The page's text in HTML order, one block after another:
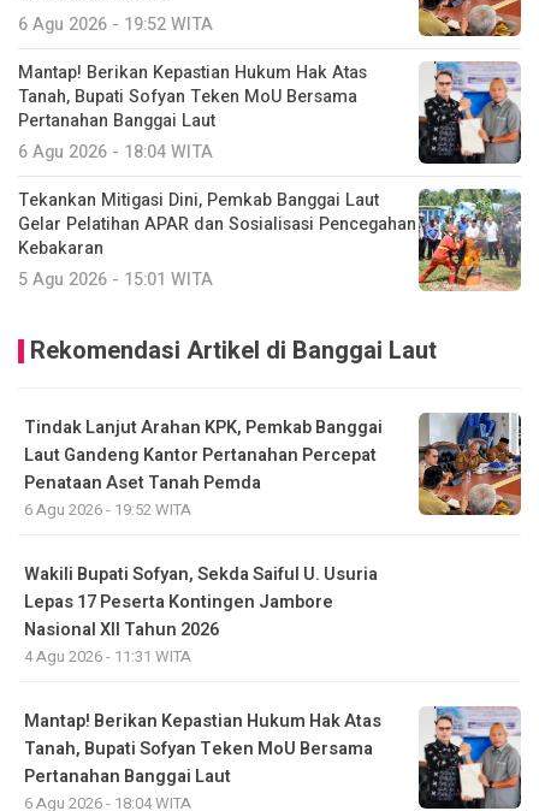
6 Agu 2026 - 19:52 WITA
Mantap! Berikan Kepastian Hukum Hak Atas
Tanah, Bupati Sofyan Teken MoU Bersama
Pertanahan Banggai Laut
6 Agu 2026 - 18:04 WITA
Tekankan Mitigasi Dini, Pemkab Banggai Laut
Gelar Pelatihan APAR dan Sosialisasi Pencegahan
Kebakaran
5 Agu 2026 - 15:01 WITA
Rekomendasi Artikel di Banggai Laut
Tindak Lanjut Arahan KPK, Pemkab Banggai
Laut Gandeng Kantor Pertanahan Percepat
Penataan Aset Tanah Pemda
6 Agu 2026 - 19:52 WITA
Wakili Bupati Sofyan, Sekda Saiful U. Usuria
Lepas 17 Peserta Kontingen Jambore
Nasional XII Tahun 2026
4 Agu 2026 - 11:31 WITA
Mantap! Berikan Kepastian Hukum Hak Atas
Tanah, Bupati Sofyan Teken MoU Bersama
Pertanahan Banggai Laut
6 Agu 2026 - 18:04 WITA